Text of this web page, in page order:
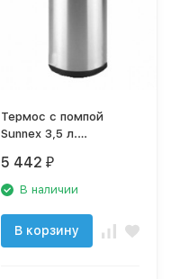
Термос с помпой
Sunnex 3,5 л.
5 442 ₽
В наличии
В корзину